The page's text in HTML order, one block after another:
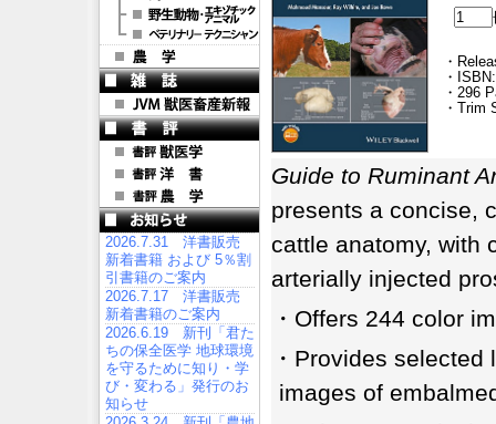
2026.7.31 洋書販売
新着書籍 および 5％割
引書籍のご案内
2026.7.17 洋書販売
新着書籍のご案内
2026.6.19 新刊「君た
ちの保全医学 地球環境
を守るために知り・学
び・変わる」発行のお
知らせ
・
・
・296
・Trim
Guide to Ruminant
presents a concise,
cattle anatomy, with
arterially injected
・Offers 244 color
・Provides
images of